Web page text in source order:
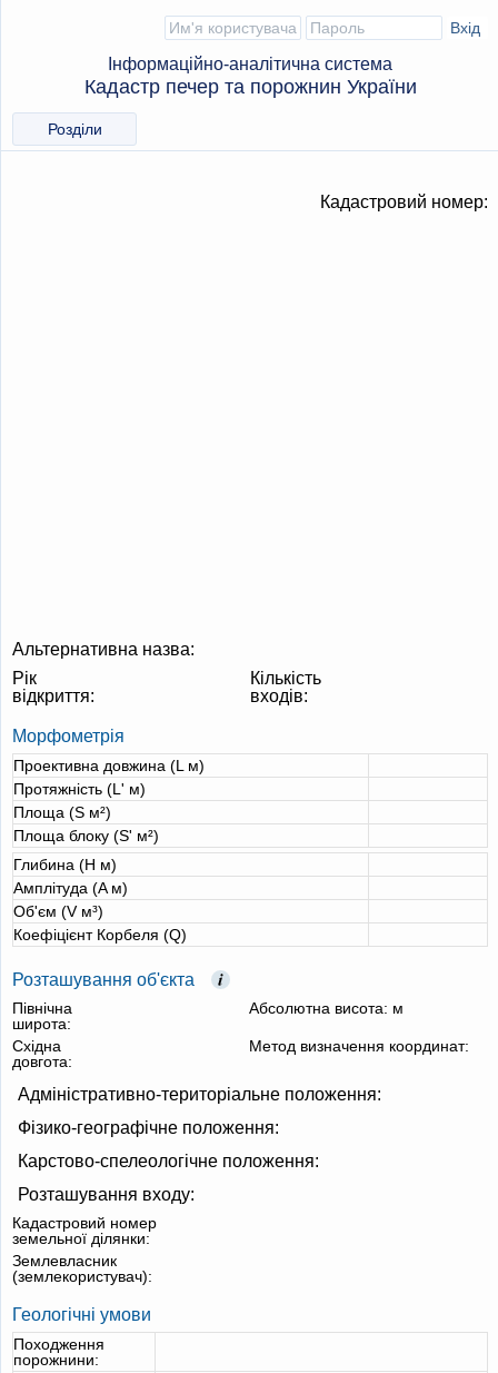
Інформаційно-аналітична система
Кадастр печер та порожнин України
Розділи
Кадастровий номер:
Альтернативна назва:
Рік
відкриття:
Кількість
входів:
Морфометрія
Проективна довжина (L м)
Протяжність (L' м)
Площа (S м²)
Площа блоку (S' м²)
Глибина (H м)
Амплітуда (A м)
Об'єм (V м³)
Коефіцієнт Корбеля (Q)
Розташування об'єкта
Північна
широта:
Абсолютна висота: м
Східна
довгота:
Метод визначення координат:
Адміністративно-територіальне положення:
Фізико-географічне положення:
Карстово-спелеологічне положення:
Розташування входу:
Кадастровий номер
земельної ділянки:
Землевласник
(землекористувач):
Геологічні умови
Походження
порожнини: